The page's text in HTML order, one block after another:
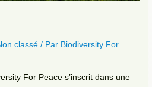
classé / Par Biodiversity For
For Peace s’inscrit dans une